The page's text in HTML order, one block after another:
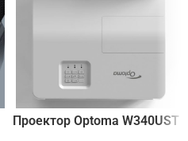
Проектор Optoma W340UST